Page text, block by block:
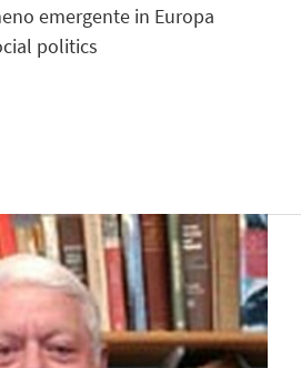
emergente in Europa
politics